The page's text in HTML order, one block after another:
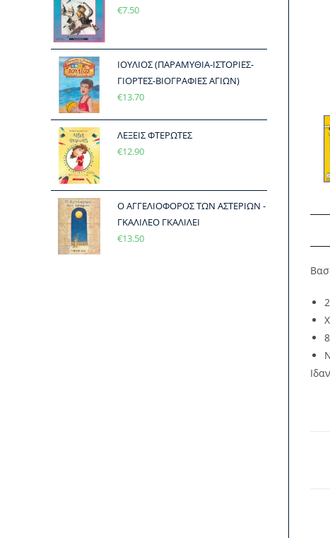
€7.50
ΙΟΥΛΙΟΣ (ΠΑΡΑΜΥΘΙΑ-ΙΣΤΟΡΙΕΣ-
ΓΙΟΡΤΕΣ-ΒΙΟΓΡΑΦΙΕΣ ΑΓΙΩΝ)
€13.70
ΛΕΞΕΙΣ ΦΤΕΡΩΤΕΣ
€12.90
Ο ΑΓΓΕΛΙΟΦΟΡΟΣ ΤΩΝ ΑΣΤΕΡΙΩΝ -
ΓΚΑΛΙΛΕΟ ΓΚΑΛΙΛΕΙ
€13.50